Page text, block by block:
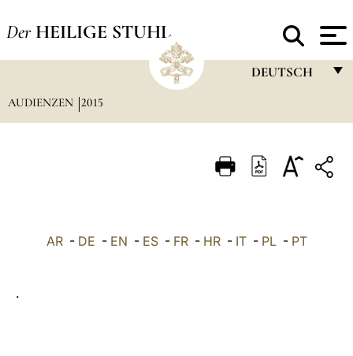
Der HEILIGE STUHL
DEUTSCH
ITALIANO
AUDIENZEN 2015
AR- DE - EN - ES- FR- HR- IT- PL- PT
.